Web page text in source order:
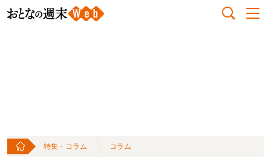
特集・コラム コラム